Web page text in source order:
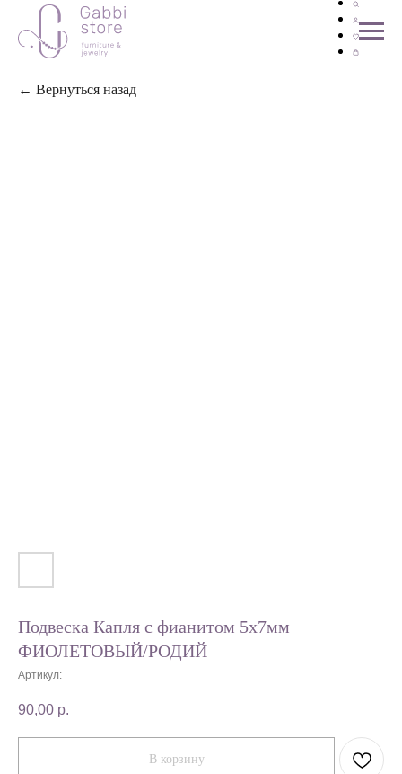
← Вернуться назад
Подвеска Капля с фианитом 5х7мм
ФИОЛЕТОВЫЙ/РОДИЙ
Артикул:
90,00 р.
В корзину